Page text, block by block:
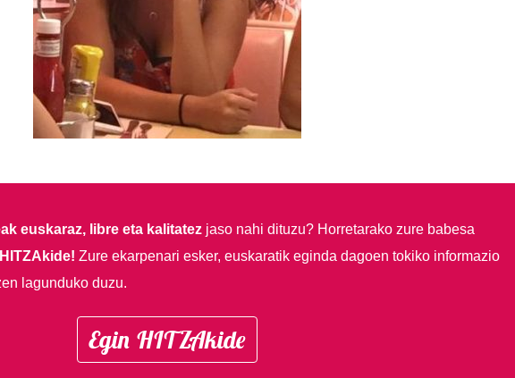
euskaraz, libre eta kalitatezjaso nahi dituzu? Horretarako zure babesa
Zure ekarpenari esker, euskaratik eginda dagoen tokiko informazio
lagunduko duzu.
Egin HITZAkide